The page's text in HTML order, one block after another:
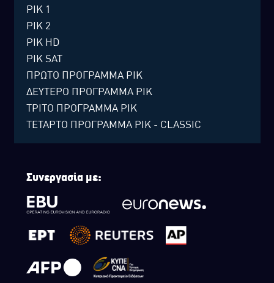
ΡΙΚ 1
ΡΙΚ 2
ΡΙΚ HD
ΡΙΚ SAT
ΠΡΩΤΟ ΠΡΟΓΡΑΜΜΑ ΡΙΚ
ΔΕΥΤΕΡΟ ΠΡΟΓΡΑΜΜΑ ΡΙΚ
ΤΡΙΤΟ ΠΡΟΓΡΑΜΜΑ ΡΙΚ
ΤΕΤΑΡΤΟ ΠΡΟΓΡΑΜΜΑ ΡΙΚ - CLASSIC
Συνεργασία με: